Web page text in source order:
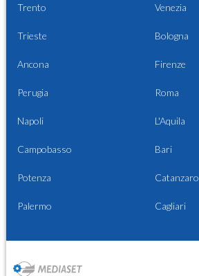
Trento Venezia
Trieste Bologna
Ancona Firenze
Perugia Roma
Napoli L'Aquila
Campobasso Bari
Potenza Catanzaro
Palermo Cagliari